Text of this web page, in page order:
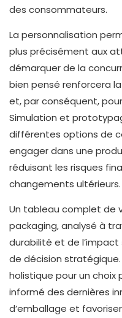
des consommateurs.
La personnalisation
plus précisément aux
démarquer de la
bien pensé renforcera
et, par conséquent,
Simulation et
différentes options de
engager dans une
réduisant les risques
changements ultérieurs.
Un tableau complet de
packaging, analysé à
durabilité et de
de décision
holistique pour un choix
informé des dernières
d’emballage et